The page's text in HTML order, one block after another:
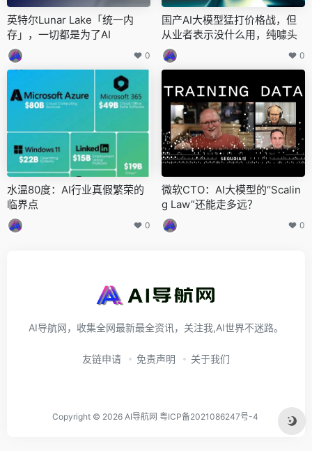
英特尔Lunar Lake「统一内
存」，一切都是为了AI
0
国产AI大模型猛打价格战，但
从业者表示没什么用，纯噱头
0
水温80度：AI行业真假繁荣的
临界点
0
微软CTO：AI大模型的“Scalin
g Law”还能走多远？
0
AI导航网，收集全网最新最全资讯，关注我,AI世界不迷路。
友链申请 免责声明 关于我们
Copyright © 2026 AI导航网 粤ICP备2021086247号-4